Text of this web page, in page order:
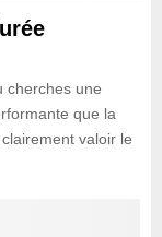
cherches une
que la
valoir le